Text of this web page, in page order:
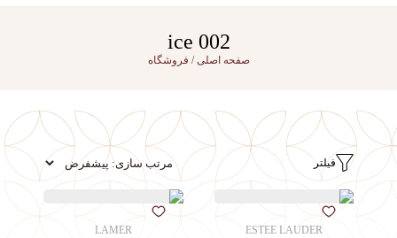
002 ice
صفحه اصلی/ فروشگاه
فیلتر
ESTEE LAUDER
LAMER